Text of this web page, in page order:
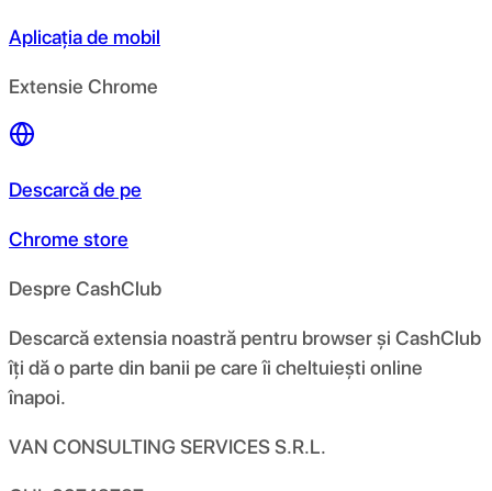
Aplicația de mobil
Extensie Chrome
Descarcă de pe
Chrome store
Despre CashClub
Descarcă extensia noastră pentru browser și CashClub
îți dă o parte din banii pe care îi cheltuiești online
înapoi.
VAN CONSULTING SERVICES S.R.L.